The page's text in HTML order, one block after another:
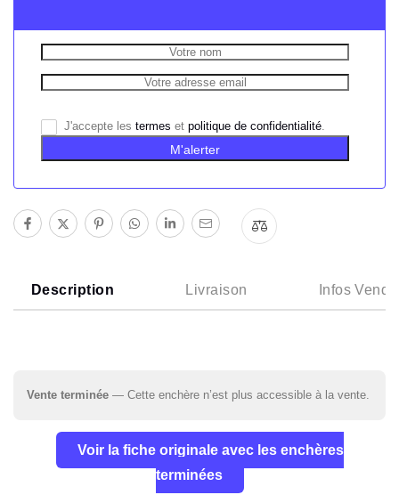
J'accepte les termes et politique de confidentialité.
M'alerter
Description Livraison Infos
Vente terminée — Cette enchère n’est plus accessible à la vente.
Voir la fiche originale avec les enchères
terminées